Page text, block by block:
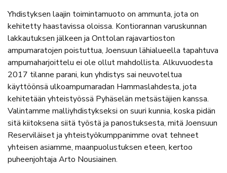
Yhdistyksen laajin toimintamuoto on ammunta, jota on
kehitetty haastavissa oloissa. Kontiorannan varuskunnan
lakkautuksen jälkeen ja Onttolan rajavartioston
ampumaratojen poistuttua, Joensuun lähialueella tapahtuva
ampumaharjoittelu ei ole ollut mahdollista. Alkuvuodesta
2017 tilanne parani, kun yhdistys sai neuvoteltua
käyttöönsä ulkoampumaradan Hammaslahdesta, jota
kehitetään yhteistyössä Pyhäselän metsästäjien kanssa.
Valintamme malliyhdistykseksi on suuri kunnia, koska pidän
sitä kiitoksena siitä työstä ja panostuksesta, mitä Joensuun
Reserviläiset ja yhteistyökumppanimme ovat tehneet
yhteisen asiamme, maanpuolustuksen eteen, kertoo
puheenjohtaja Arto Nousiainen.